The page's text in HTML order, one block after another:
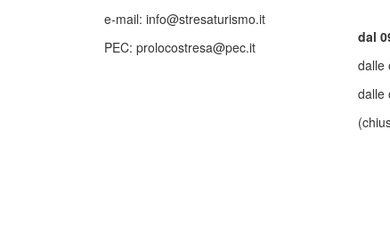
e-mail: info@stresaturismo.it
PEC: prolocostresa@pec.it
dal
dalle
dalle